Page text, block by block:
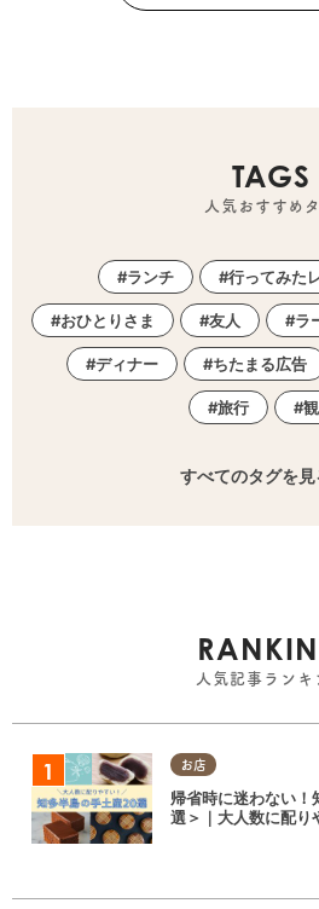
TAGS
人気おすすめ
ランチ 行ってみた
おひとりさま 友人 ラ
ディナー ちたまる広告
旅行
すべてのタグを見
人気記事ランキ
お店
帰省時に迷わない
選＞｜大人数に配り